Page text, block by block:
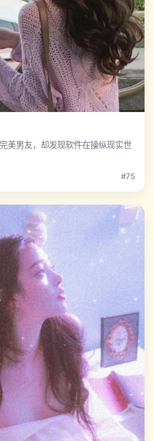
美男友，却发现软件在操纵现实世
#75